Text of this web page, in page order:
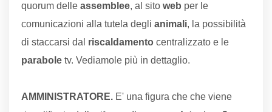
quorum delle assemblee, al sito web per le
comunicazioni alla tutela degli animali, la possibilità
di staccarsi dal riscaldamento centralizzato e le
parabole tv. Vediamole più in dettaglio.
AMMINISTRATORE. E' una figura che che viene